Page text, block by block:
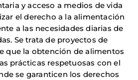
y acceso a medios de vida
el derecho a la alimentación
a las necesidades diarias de
Se trata de proyectos de
que la obtención de alimentos
prácticas respetuosas con el
se garanticen los derechos